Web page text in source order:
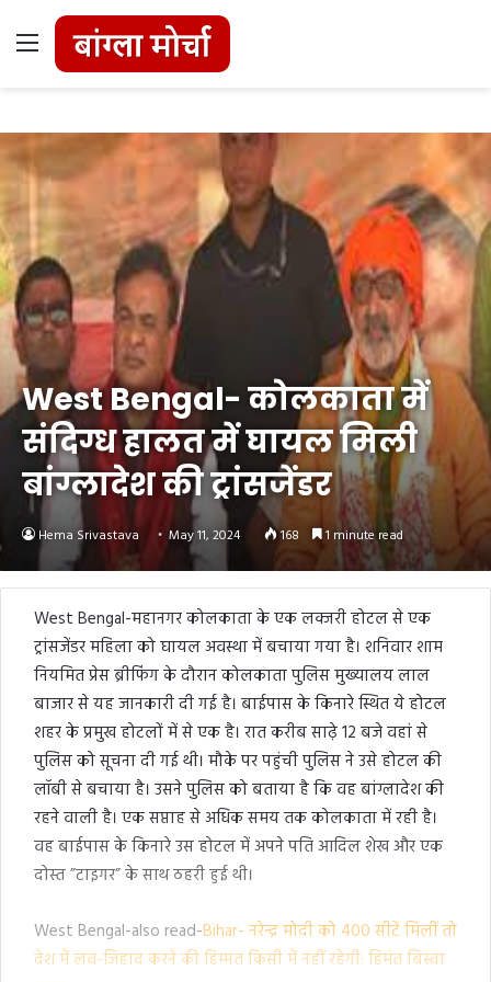
Menu
West Bengal- कोलकाता में
संदिग्ध हालत में घायल मिली
बांग्लादेश की ट्रांसजेंडर
Hema Srivastava May 11, 2024 168 1 minute read
West Bengal-महानगर कोलकाता के एक लक्जरी होटल से एक
ट्रांसजेंडर महिला को घायल अवस्था में बचाया गया है। शनिवार शाम
नियमित प्रेस ब्रीफिंग के दौरान कोलकाता पुलिस मुख्यालय लाल
बाजार से यह जानकारी दी गई है। बाईपास के किनारे स्थित ये होटल
शहर के प्रमुख होटलों में से एक है। रात करीब साढ़े 12 बजे वहां से
पुलिस को सूचना दी गई थी। मौके पर पहुंची पुलिस ने उसे होटल की
लॉबी से बचाया है। उसने पुलिस को बताया है कि वह बांग्लादेश की
रहने वाली है। एक सप्ताह से अधिक समय तक कोलकाता में रही है।
वह बाईपास के किनारे उस होटल में अपने पति आदिल शेख और एक
दोस्त ”टाइगर” के साथ ठहरी हुई थी।
West Bengal-also read-Bihar- नरेन्द्र मोदी को 400 सीटें मिलीं तो
देश में लव-जिहाद करने की हिम्मत किसी में नहीं रहेगी: हिमंत बिस्वा